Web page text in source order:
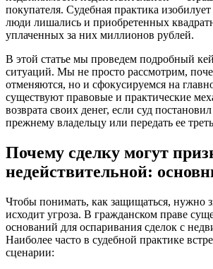
покупателя. Судебная практика
люди лишались и приобретенных
уплаченных за них миллионов рублей.
В этой статье мы проведем подробный
ситуаций. Мы не просто рассмотрим,
отменяются, но и сфокусируемся на
существуют правовые и практические
возврата своих денег, если суд
прежнему владельцу или передать ее
Почему сделку могут
недействительной:
Чтобы понимать, как защищаться, нужно
исходит угроза. В гражданском праве
оснований для оспаривания сделок с
Наиболее часто в судебной практике
сценарии: